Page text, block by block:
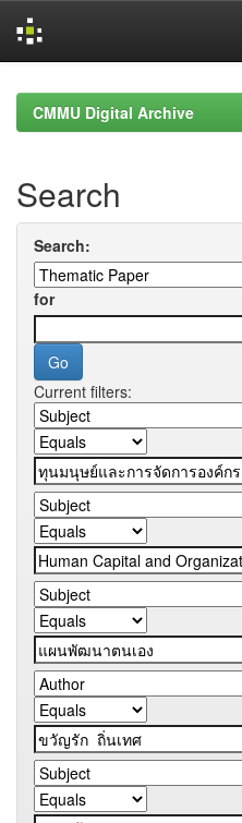
navigationCMMU Digital Archive
Search
Search:
for
Current filters: